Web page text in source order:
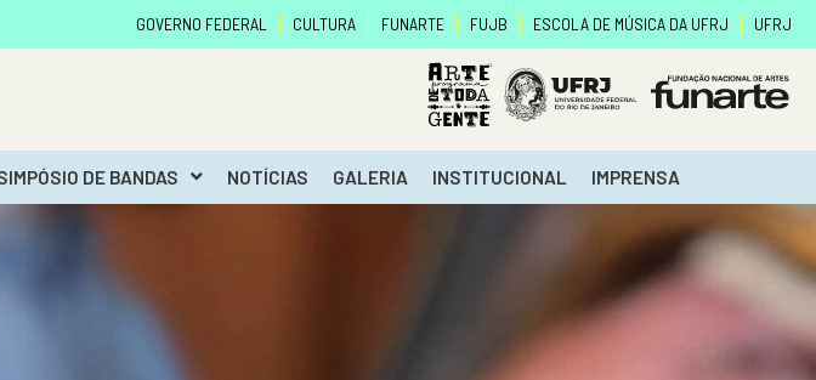
GOVERNO FEDERAL CULTURA FUNARTE FUJB ESCOLA DE MÚSICA DA UFRJ UFRJ
DE BANDAS NOTÍCIAS GALERIA INSTITUCIONAL IMPRENSA